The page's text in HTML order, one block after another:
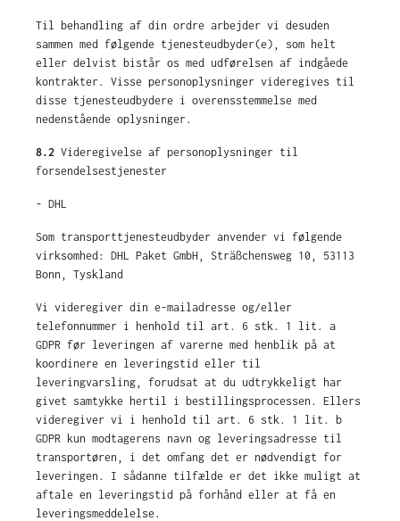
Til behandling af din ordre arbejder vi desuden
sammen med følgende tjenesteudbyder(e), som helt
eller delvist bistår os med udførelsen af indgåede
kontrakter. Visse personoplysninger videregives til
disse tjenesteudbydere i overensstemmelse med
nedenstående oplysninger.
8.2 Videregivelse af personoplysninger til
forsendelsestjenester
- DHL
Som transporttjenesteudbyder anvender vi følgende
virksomhed: DHL Paket GmbH, Sträßchensweg 10, 53113
Bonn, Tyskland
Vi videregiver din e-mailadresse og/eller
telefonnummer i henhold til art. 6 stk. 1 lit. a
GDPR før leveringen af varerne med henblik på at
koordinere en leveringstid eller til
leveringvarsling, forudsat at du udtrykkeligt har
givet samtykke hertil i bestillingsprocessen. Ellers
videregiver vi i henhold til art. 6 stk. 1 lit. b
GDPR kun modtagerens navn og leveringsadresse til
transportøren, i det omfang det er nødvendigt for
leveringen. I sådanne tilfælde er det ikke muligt at
aftale en leveringstid på forhånd eller at få en
leveringsmeddelelse.